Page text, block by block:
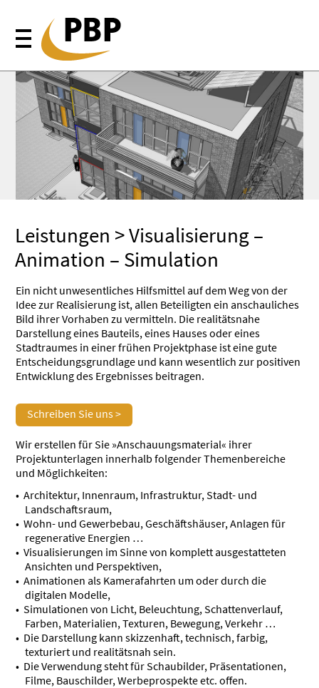
Leistungen > Visualisierung –
Animation – Simulation
Ein nicht unwesentliches Hilfsmittel auf dem Weg von der
Idee zur Realisierung ist, allen Beteiligten ein anschauliches
Bild ihrer Vorhaben zu vermitteln. Die realitätsnahe
Darstellung eines Bauteils, eines Hauses oder eines
Stadtraumes in einer frühen Projektphase ist eine gute
Entscheidungsgrundlage und kann wesentlich zur positiven
Entwicklung des Ergebnisses beitragen.
Schreiben Sie uns >
Wir erstellen für Sie »Anschauungsmaterial« ihrer
Projektunterlagen innerhalb folgender Themenbereiche
und Möglichkeiten:
Architektur, Innenraum, Infrastruktur, Stadt- und
Landschaftsraum,
Wohn- und Gewerbebau, Geschäftshäuser, Anlagen für
regenerative Energien …
Visualisierungen im Sinne von komplett ausgestatteten
Ansichten und Perspektiven,
Animationen als Kamerafahrten um oder durch die
digitalen Modelle,
Simulationen von Licht, Beleuchtung, Schattenverlauf,
Farben, Materialien, Texturen, Bewegung, Verkehr …
Die Darstellung kann skizzenhaft, technisch, farbig,
texturiert und realitätsnah sein.
Die Verwendung steht für Schaubilder, Präsentationen,
Filme, Bauschilder, Werbeprospekte etc. offen.